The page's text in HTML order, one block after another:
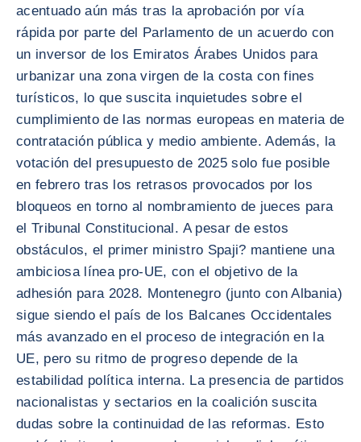
acentuado aún más tras la aprobación por vía
rápida por parte del Parlamento de un acuerdo con
un inversor de los Emiratos Árabes Unidos para
urbanizar una zona virgen de la costa con fines
turísticos, lo que suscita inquietudes sobre el
cumplimiento de las normas europeas en materia de
contratación pública y medio ambiente. Además, la
votación del presupuesto de 2025 solo fue posible
en febrero tras los retrasos provocados por los
bloqueos en torno al nombramiento de jueces para
el Tribunal Constitucional. A pesar de estos
obstáculos, el primer ministro Spaji? mantiene una
ambiciosa línea pro-UE, con el objetivo de la
adhesión para 2028. Montenegro (junto con Albania)
sigue siendo el país de los Balcanes Occidentales
más avanzado en el proceso de integración en la
UE, pero su ritmo de progreso depende de la
estabilidad política interna. La presencia de partidos
nacionalistas y sectarios en la coalición suscita
dudas sobre la continuidad de las reformas. Esto